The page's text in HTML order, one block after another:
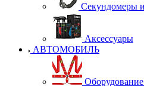
Секундомеры
Аксессуары
АВТОМОБИЛЬ
Оборудование